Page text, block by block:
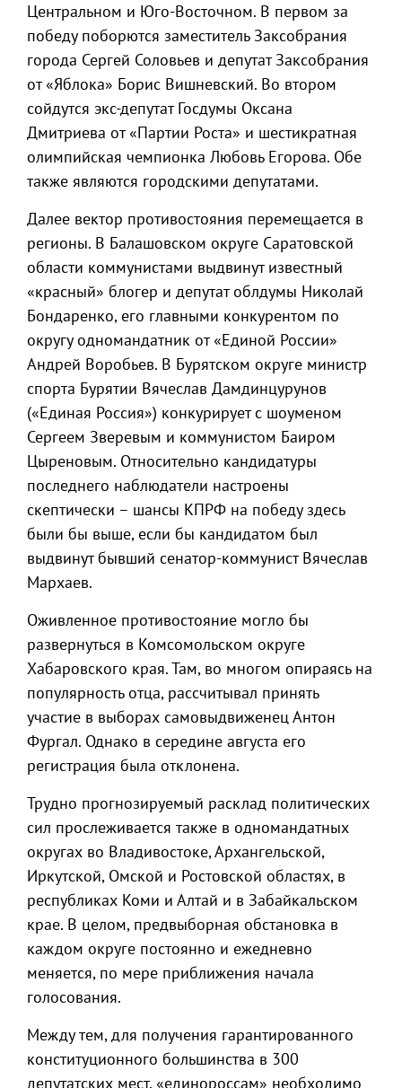
Центральном и Юго-Восточном. В первом за
победу поборются заместитель Заксобрания
города Сергей Соловьев и депутат Заксобрания
от «Яблока» Борис Вишневский. Во втором
сойдутся экс-депутат Госдумы Оксана
Дмитриева от «Партии Роста» и шестикратная
олимпийская чемпионка Любовь Егорова. Обе
также являются городскими депутатами.
Далее вектор противостояния перемещается в
регионы. В Балашовском округе Саратовской
области коммунистами выдвинут известный
«красный» блогер и депутат облдумы Николай
Бондаренко, его главными конкурентом по
округу одномандатник от «Единой России»
Андрей Воробьев. В Бурятском округе министр
спорта Бурятии Вячеслав Дамдинцурунов
(«Единая Россия») конкурирует с шоуменом
Сергеем Зверевым и коммунистом Баиром
Цыреновым. Относительно кандидатуры
последнего наблюдатели настроены
скептически – шансы КПРФ на победу здесь
были бы выше, если бы кандидатом был
выдвинут бывший сенатор-коммунист Вячеслав
Мархаев.
Оживленное противостояние могло бы
развернуться в Комсомольском округе
Хабаровского края. Там, во многом опираясь на
популярность отца, рассчитывал принять
участие в выборах самовыдвиженец Антон
Фургал. Однако в середине августа его
регистрация была отклонена.
Трудно прогнозируемый расклад политических
сил прослеживается также в одномандатных
округах во Владивостоке, Архангельской,
Иркутской, Омской и Ростовской областях, в
республиках Коми и Алтай и в Забайкальском
крае. В целом, предвыборная обстановка в
каждом округе постоянно и ежедневно
меняется, по мере приближения начала
голосования.
Между тем, для получения гарантированного
конституционного большинства в 300
депутатских мест, «единороссам» необходимо